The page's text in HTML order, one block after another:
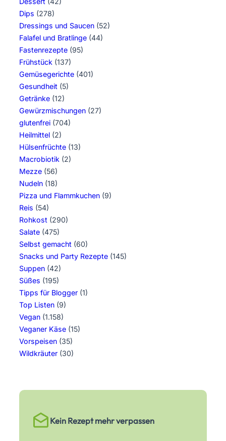
Dips (278)
Dressings und Saucen (52)
Falafel und Bratlinge (44)
Fastenrezepte (95)
Frühstück (137)
Gemüsegerichte (401)
Gesundheit (5)
Getränke (12)
Gewürzmischungen (27)
glutenfrei (704)
Heilmittel (2)
Hülsenfrüchte (13)
Macrobiotik (2)
Mezze (56)
Nudeln (18)
Pizza und Flammkuchen (9)
Reis (54)
Rohkost (290)
Salate (475)
Selbst gemacht (60)
Snacks und Party Rezepte (145)
Suppen (42)
Süßes (195)
Tipps für Blogger (1)
Top Listen (9)
Vegan (1.158)
Veganer Käse (15)
Vorspeisen (35)
Wildkräuter (30)
Kein Rezept mehr verpassen